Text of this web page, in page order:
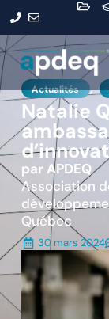
Actualités ,
Natalie
par APDEQ
Association
Québec
30 mars 2024